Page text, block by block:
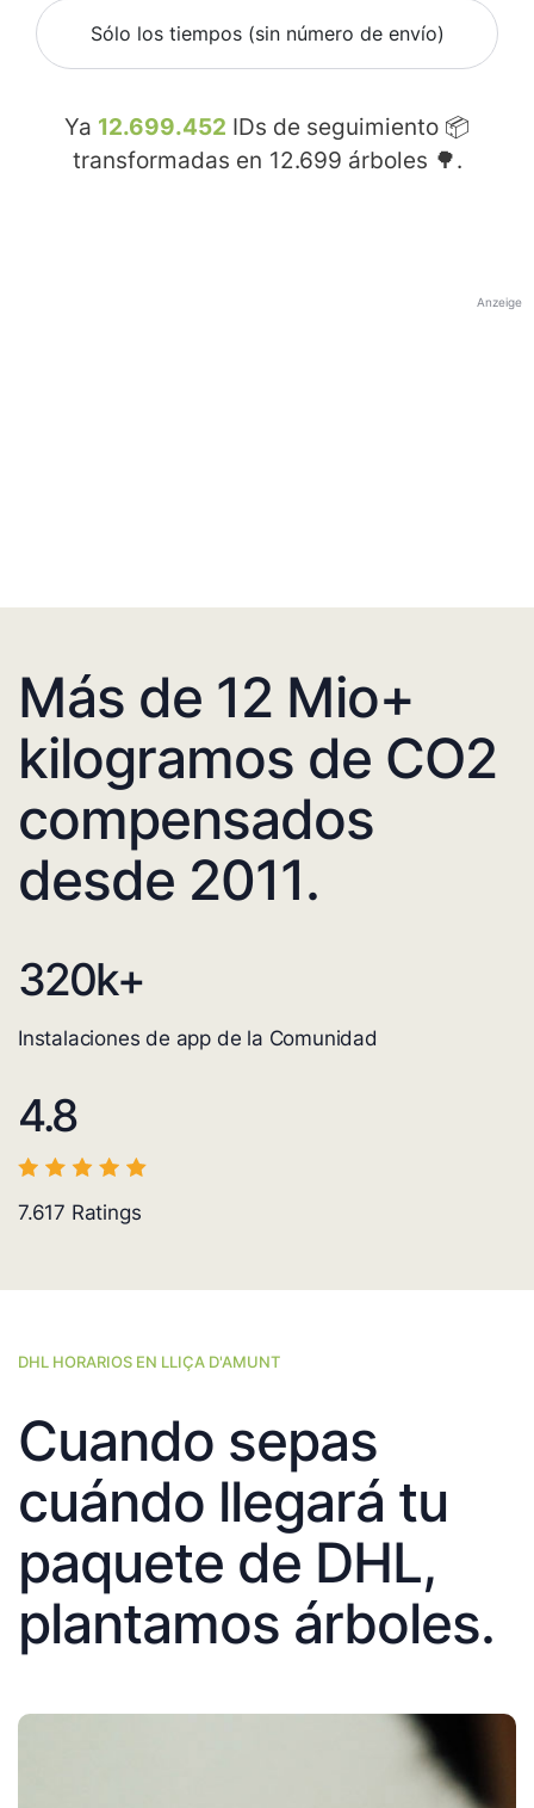
Sólo los tiempos (sin número de envío)
Ya 12.699.452 IDs de seguimiento 📦
transformadas en 12.699 árboles 🌳.
Anzeige
Más de 12 Mio+
kilogramos de CO2
compensados
desde 2011.
320k+
Instalaciones de app de la Comunidad
4.8
7.617 Ratings
DHL HORARIOS EN LLIÇA D'AMUNT
Cuando sepas
cuándo llegará tu
paquete de DHL,
plantamos árboles.